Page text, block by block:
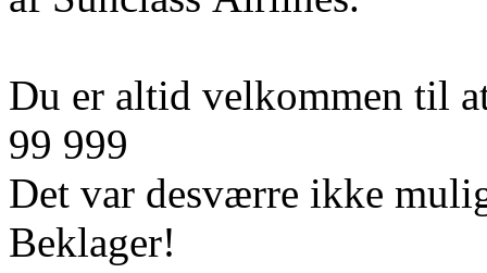
Du er altid velkommen til
99 999
Det var desværre ikke
Beklager!